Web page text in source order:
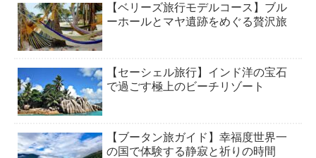
【ベリーズ旅行モデルコース】ブル
ーホールとマヤ遺跡をめぐる贅沢旅
【セーシェル旅行】インド洋の宝石
で過ごす極上のビーチリゾート
【ブータン旅ガイド】幸福度世界一
の国で体験する静寂と祈りの時間